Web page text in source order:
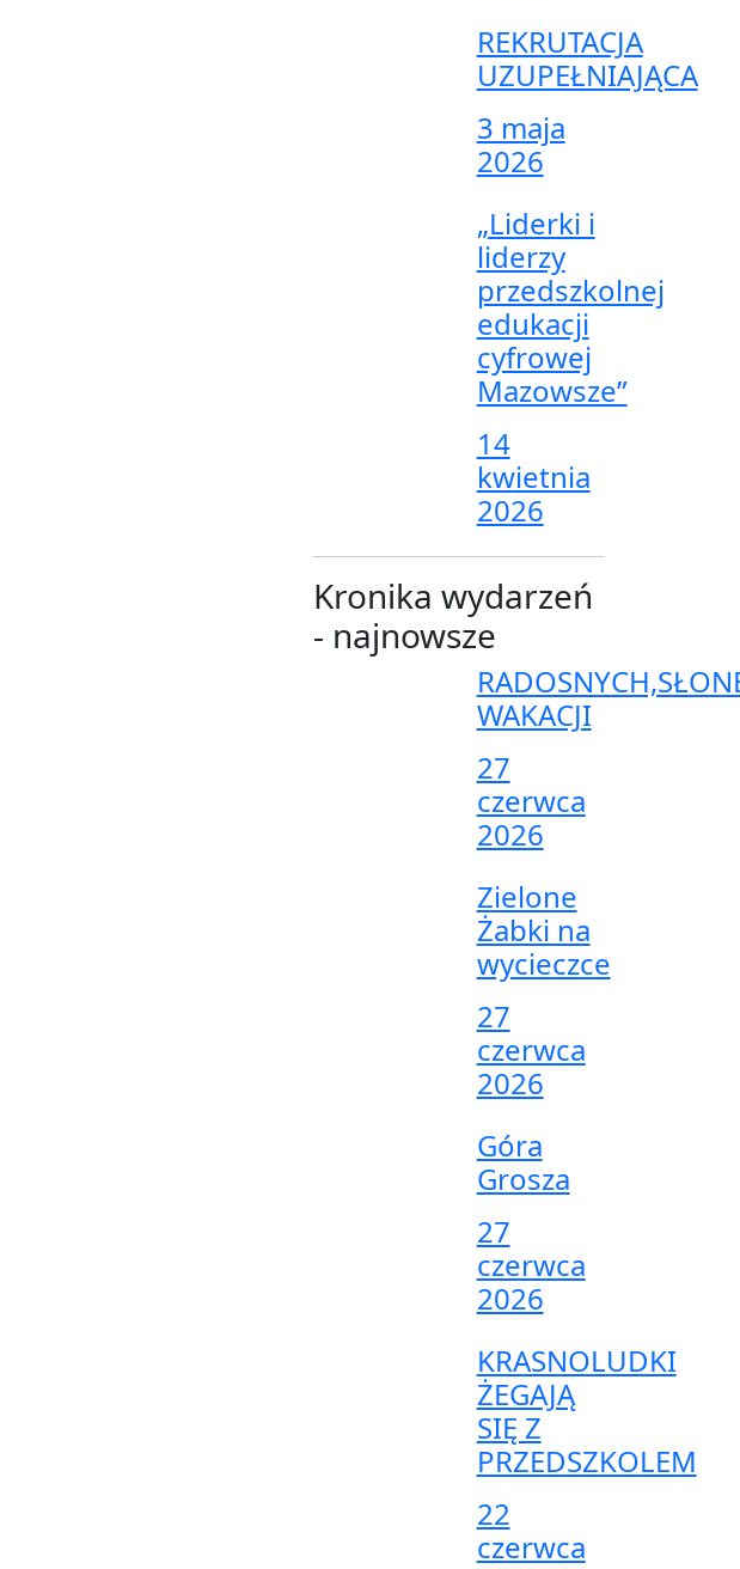
REKRUTACJA
UZUPEŁNIAJĄCA
3 maja
2026
„Liderki i
liderzy
przedszkolnej
edukacji
cyfrowej
Mazowsze”
14
kwietnia
2026
Kronika wydarzeń
- najnowsze
WAKACJI
27
czerwca
2026
Zielone
Żabki na
wycieczce
27
czerwca
2026
Góra
Grosza
27
czerwca
2026
KRASNOLUDKI
ŻEGAJĄ
SIĘ Z
PRZEDSZKOLEM
22
czerwca